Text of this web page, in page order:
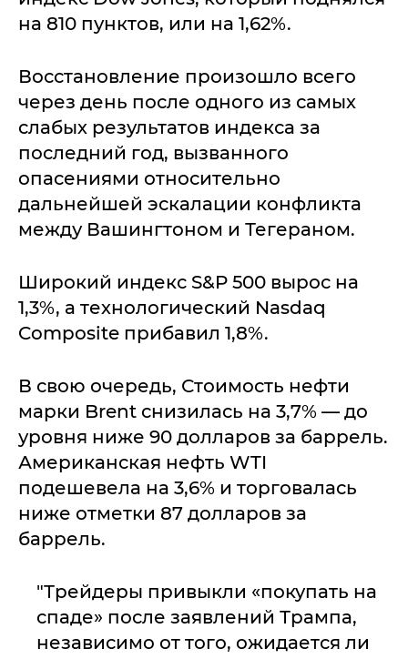
на 810 пунктов, или на 1,62%.
Восстановление произошло всего
через день после одного из самых
слабых результатов индекса за
последний год, вызванного
опасениями относительно
дальнейшей эскалации конфликта
между Вашингтоном и Тегераном.
Широкий индекс S&P 500 вырос на
1,3%, а технологический Nasdaq
Composite прибавил 1,8%.
В свою очередь, Стоимость нефти
марки Brent снизилась на 3,7% — до
уровня ниже 90 долларов за баррель.
Американская нефть WTI
подешевела на 3,6% и торговалась
ниже отметки 87 долларов за
баррель.
"Трейдеры привыкли «покупать на
спаде» после заявлений Трампа,
независимо от того, ожидается ли